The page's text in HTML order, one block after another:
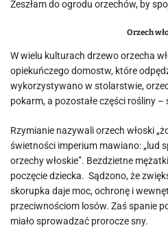
Zeszłam do ogrodu orzechów, by
Orzech
W wielu kulturach drzewo orzecha
opiekuńczego domostw, które
wykorzystywano w stolarstwie,
pokarm, a pozostałe części rośliny –
Rzymianie nazywali orzech włoski
świetności imperium mawiano: „lud
orzechy włoskie”. Bezdzietne
poczęcie dziecka. Sądzono, że
skorupka daje moc, ochronę i
przeciwnościom losów. Zaś spanie
miało sprowadzać prorocze sny.